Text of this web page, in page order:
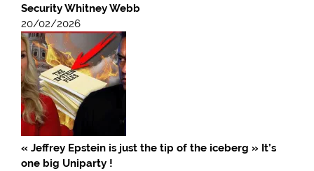
Security Whitney Webb
20/02/2026
« Jeffrey Epstein is just the tip of the iceberg » It’s
one big Uniparty !